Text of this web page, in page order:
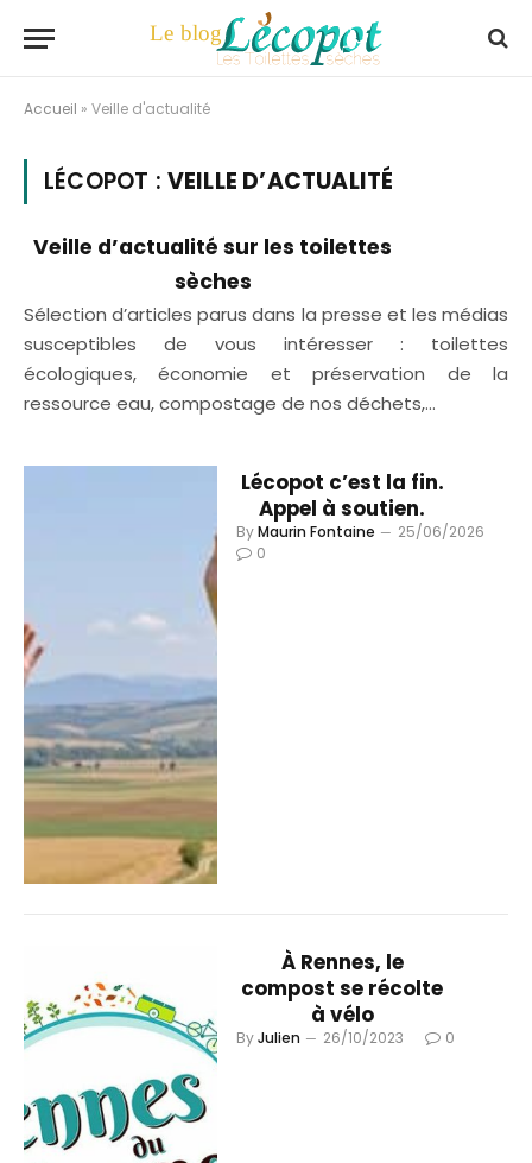
Accueil » Veille d'actualité
LÉCOPOT : VEILLE D’ACTUALITÉ
Veille d’actualité sur les toilettes
sèches
Sélection d’articles parus dans la presse et les médias
susceptibles de vous intéresser : toilettes
écologiques, économie et préservation de la
ressource eau, compostage de nos déchets,…
Lécopot c’est la fin.
Appel à soutien.
ByMaurin Fontaine
25/06/2026
0
À Rennes, le
compost se récolte
à vélo
ByJulien 26/10/2023 0